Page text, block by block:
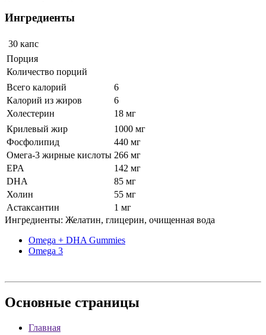
Ингредиенты
30 капс
Порция
Количество порций
Всего калорий
6
Калорий из жиров
6
Холестерин
18 мг
Крилевый жир
1000 мг
Фосфолипид
440 мг
Омега-3 жирные кислоты 266 мг
EPA
142 мг
DHA
85 мг
Холин
55 мг
Астаксантин
1 мг
Ингредиенты: Желатин, глицерин, очищенная вода
Omega + DHA Gummies
Omega 3
Основные страницы
Главная